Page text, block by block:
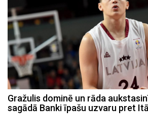
Gražulis dominē un rāda
sagādā Banki īpašu uzvaru pret